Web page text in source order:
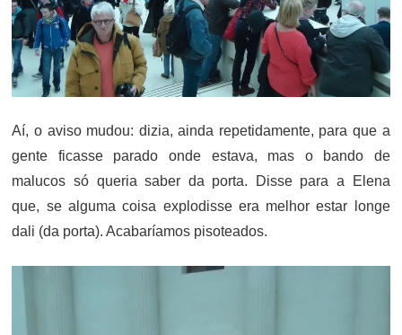
Aí, o aviso mudou: dizia, ainda repetidamente, para que a
gente ficasse parado onde estava, mas o bando de
malucos só queria saber da porta. Disse para a Elena
que, se alguma coisa explodisse era melhor estar longe
dali (da porta). Acabaríamos pisoteados.